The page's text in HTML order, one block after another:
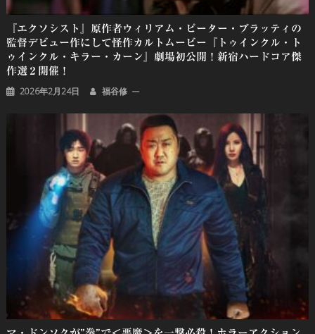
『エクソシスト』原作者ウィリアム・ピーター・ブラッティの
監督デビュー作にして怪作カルトムービー『トゥインクル・ト
ゥインクル・キラー・カーン』劇場初公開！新宿ハードコア傑
作選２開催！
2026年2月24日 福谷修